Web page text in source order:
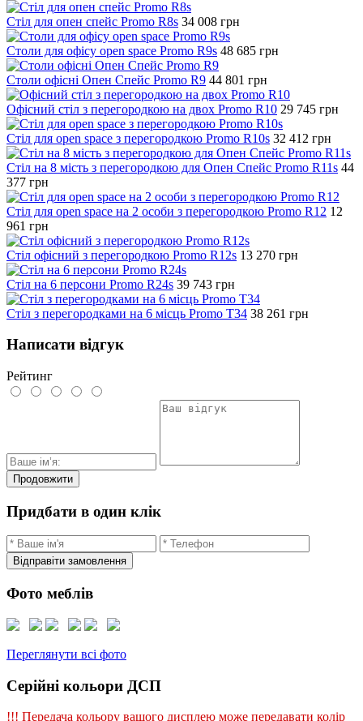
Стіл для опен спейс Promo R8s 34 008 грн
Столи для офісу open space Promo R9s 48 685 грн
Столи офісні Опен Спейс Promo R9 44 801 грн
Офісний стіл з перегородкою на двох Promo R10 29 745 грн
Стіл для open space з перегородкою Promo R10s 32 412 грн
Стіл на 8 мість з перегородкою для Опен Спейс Promo R11s 44
377 грн
Стіл для open space на 2 особи з перегородкою Promo R12 12
961 грн
Стіл офісний з перегородкою Promo R12s 13 270 грн
Стіл на 6 персони Promo R24s 39 743 грн
Стіл з перегородками на 6 місць Promo T34 38 261 грн
Написати відгук
Рейтинг
Продовжити
Придбати в один клік
Відправіти замовлення
Фото меблів
Переглянути всі фото
Серійні кольори ДСП
!!! Передача кольору вашого дисплею може передавати колір